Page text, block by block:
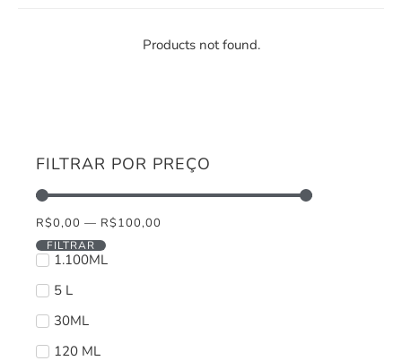
FILTRAR POR PREÇO
R$0,00 — R$100,00
FILTRAR
1.100ML
5 L
30ML
120 ML
Products not found.